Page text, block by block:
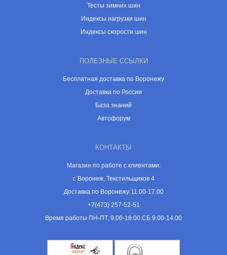
Тесты зимних шин
Индексы нагрузки шин
Индексы скорости шин
ПОЛЕЗНЫЕ ССЫЛКИ
Бесплатная доставка по Воронежу
Доставка по России
База знаний
Автофорум
КОНТАКТЫ
Магазин по работе с клиентами:
г. Воронеж, Текстильщиков 4
Доставка по Воронежу 11.00-17.00
+7(473) 257-52-51
Время работы ПН-ПТ, 9.00-18.00 СБ 9.00-14.00